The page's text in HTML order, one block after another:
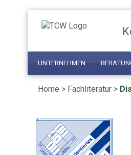
UNTERNEHMEN
Home > Fachliteratur >